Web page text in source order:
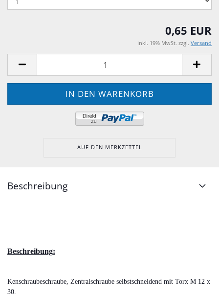
0,65 EUR
inkl. 19% MwSt. zzgl. Versand
AUF DEN MERKZETTEL
Beschreibung
Beschreibung:
Kenschraubeschraube, Zentralschraube selbstschneidend mit Torx M 12 x
30.